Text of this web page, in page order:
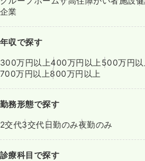
企業
年収で探す
300万円以上400万円以上 500万円以
700万円以上800万円以上
勤務形態で探す
2交代3交代日勤のみ夜勤のみ
診療科目で探す